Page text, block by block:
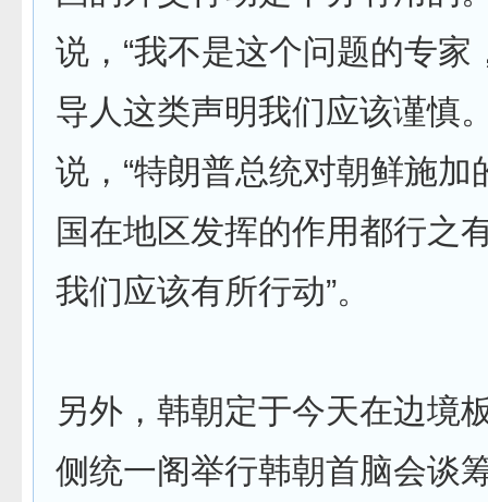
说，“我不是这个问题的专家
导人这类声明我们应该谨慎
说，“特朗普总统对朝鲜施加
国在地区发挥的作用都行之
我们应该有所行动”。
另外，韩朝定于今天在边境
侧统一阁举行韩朝首脑会谈